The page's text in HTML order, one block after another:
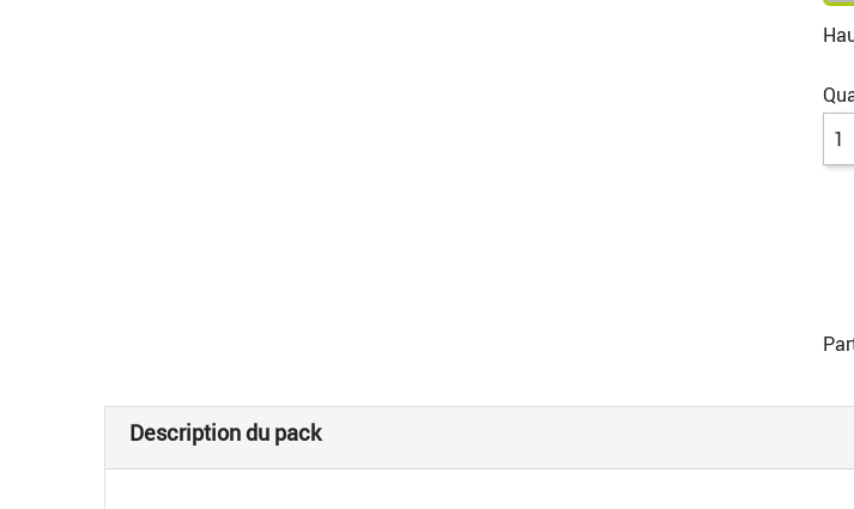
Description du pack